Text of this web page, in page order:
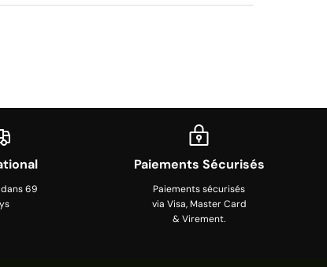
69
Paiements Sécurisés
Paiements sécurisés
via Visa, Master Card
& Virement.